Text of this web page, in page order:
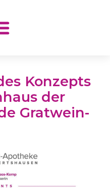
Konzepts
der
Gratwein-